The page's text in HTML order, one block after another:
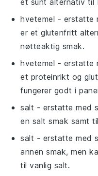
et sunt alternativ til
hvetemel - erstatte
er et glutenfritt
nøtteaktig smak.
hvetemel - erstatte
et proteinrikt og
fungerer godt i
salt - erstatte med
en salt smak samt
salt - erstatte med
annen smak, men
til vanlig salt.